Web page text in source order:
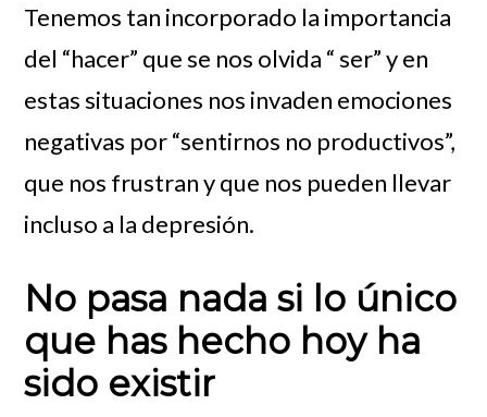
Tenemos tan incorporado la importancia
del “hacer” que se nos olvida “ ser” y en
estas situaciones nos invaden emociones
negativas por “sentirnos no productivos”,
que nos frustran y que nos pueden llevar
incluso a la depresión.
No pasa nada si lo único
que has hecho hoy ha
sido existir